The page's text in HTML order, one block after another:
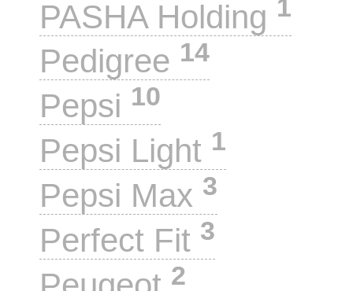
PASHA Holding 1
Pedigree 14
Pepsi 10
Pepsi Light 1
Pepsi Max 3
Perfect Fit 3
2